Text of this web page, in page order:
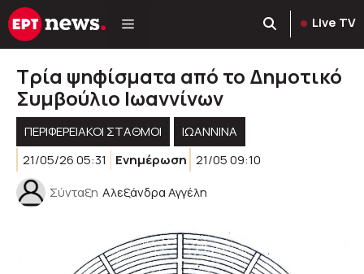
Μετάβαση
σε
Live TV
Τρία ψηφίσματα από το Δημοτικό
Συμβούλιο Ιωαννίνων
ΠΕΡΙΦΕΡΕΙΑΚΟΊ ΣΤΑΘΜΟΊ
ΙΩΑΝΝΙΝΑ
21/05/26 05:31
Ενημέρωση 21/05 09:10
Σύνταξη Αλεξάνδρα Αγγέλη